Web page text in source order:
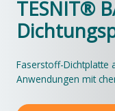
TESNIT®
Faserstoff-Dichtplatte
Anwendungen mit